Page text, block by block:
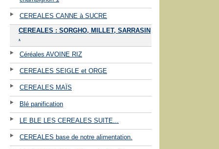
CEREALES CANNE à SUCRE
CEREALES : SORGHO, MILLET, SARRASIN
.
Céréales AVOINE RIZ
CEREALES SEIGLE et ORGE
CEREALES MAÏS
Blé panification
LE BLE LES CEREALES SUITE...
CEREALES base de notre alimentation.